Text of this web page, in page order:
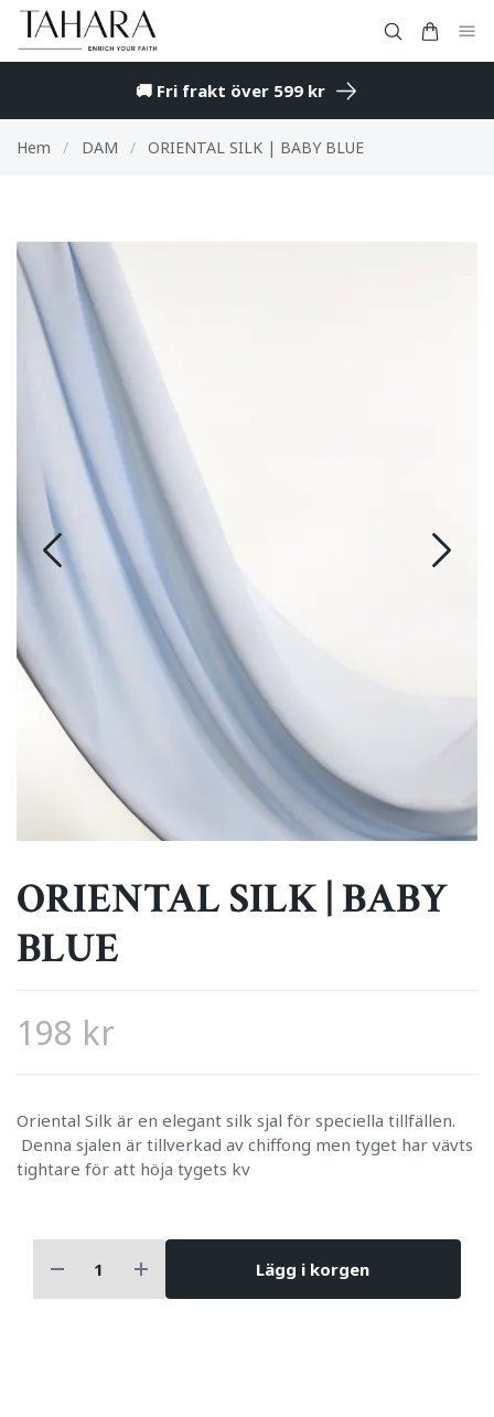
🚚 Fri frakt över 599 kr
Hem / DAM / ORIENTAL SILK | BABY BLUE
ORIENTAL SILK | BABY
BLUE
198 kr
Oriental Silk är en elegant silk sjal för speciella tillfällen.
Denna sjalen är tillverkad av chiffong men tyget har vävts
tightare för att höja tygets kv
Lägg i korgen